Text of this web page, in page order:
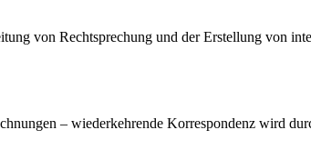
von Rechtsprechung und der Erstellung von
– wiederkehrende Korrespondenz wird